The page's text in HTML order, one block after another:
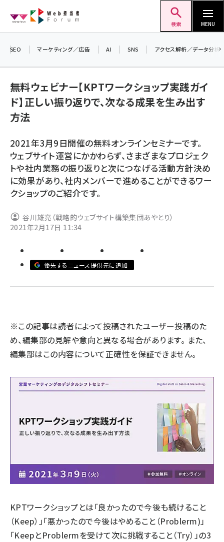
ン
検索 MENU
youtube (2449)
note (2323)
セミナー (2318)
meo (1282)
SEO マーケティング／広告 AI SNS アクセス解析／データ分析
無料ウェビナー【KPTワークショップ実践ガイ
ド】正しい振り返りで、次なる成果を生み出す
方法
2021年3月9日開催の無料オンラインセミナーです。
ウェブサイト運営にかかわらず、さまざまなプロジェク
トや社内業務の振り返りと次につなげる活動方針決め
に効果があり、社内メンバーで進めることができるワー
クショップのご紹介です。
谷川雄亮（戦略的ウェブサイト構築集団あやとり）
2021年2月17日 11:34
優先するニュース提供元に追加
※この記事は読者によって投稿されたユーザー投稿のた
め、編集部の見解や意向と異なる場合があります。 また、
編集部はこの内容について正確性を保証できません。
KPTワークショップとは「良かったので今後も続けること
（Keep）」「悪かったので今後はやめること（Problerm)」
「KeepとProblermを受けて次に挑戦すること（Try）」の3